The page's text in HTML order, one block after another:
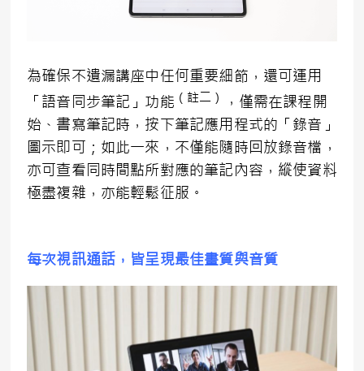
為確保不遺漏講座中任何重要細節，還可運用
「語音同步筆記」功能 （註二）
，僅需在課程開
始、書寫筆記時，按下筆記應用程式的「錄音」
圖示即可；如此一來，不僅能隨時回放錄音檔，
亦可查看同時間點所對應的筆記內容，縱使資料
極盡複雜，亦能輕鬆征服。
每次視訊通話，皆呈現最佳畫質與音質